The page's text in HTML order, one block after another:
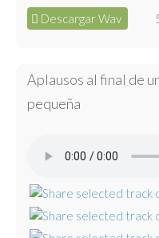
Descargar Wav
Aplausos al final de
pequeña